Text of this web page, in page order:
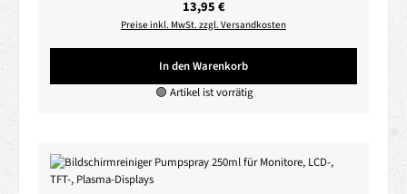
Regulärer Preis:
13,95 €
Preise inkl. MwSt. zzgl. Versandkosten
In den Warenkorb
🟢 Artikel ist vorrätig